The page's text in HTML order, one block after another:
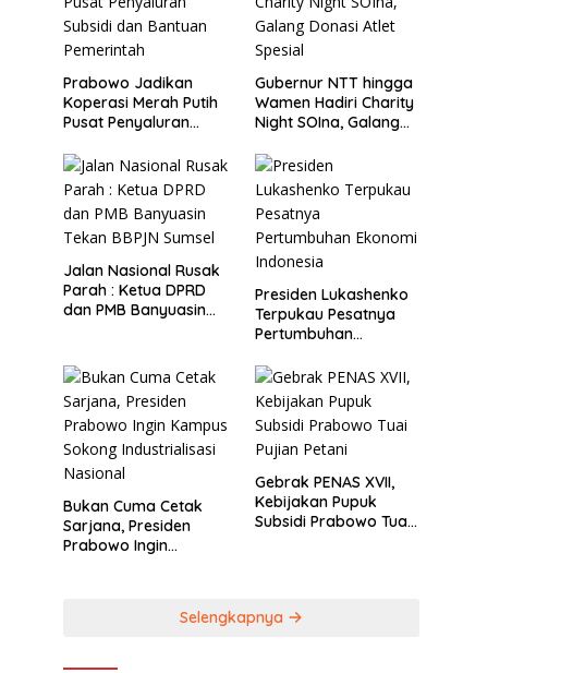
Prabowo Jadikan
Koperasi Merah Putih
Pusat Penyaluran
Pemerintah
Gubernur NTT hingga
Wamen Hadiri Charity
Night SOIna, Galang
Jalan Nasional Rusak
Parah : Ketua DPRD
dan PMB Banyuasin
Presiden Lukashenko
Terpukau Pesatnya
Pertumbuhan
Bukan Cuma Cetak
Sarjana, Presiden
Prabowo Ingin
Gebrak PENAS XVII,
Kebijakan Pupuk
Subsidi Prabowo Tuai
Selengkapnya